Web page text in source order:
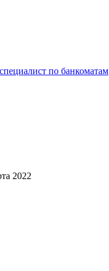
по банкоматам
2022